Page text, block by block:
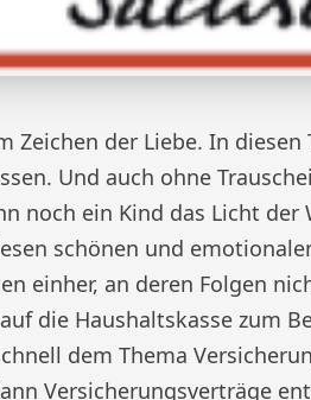
Zeichen der Liebe. In diesen
Und auch ohne
noch ein Kind das Licht der
schönen und
einher, an deren Folgen
die Haushaltskasse zum
dem Thema
Versicherungsverträge